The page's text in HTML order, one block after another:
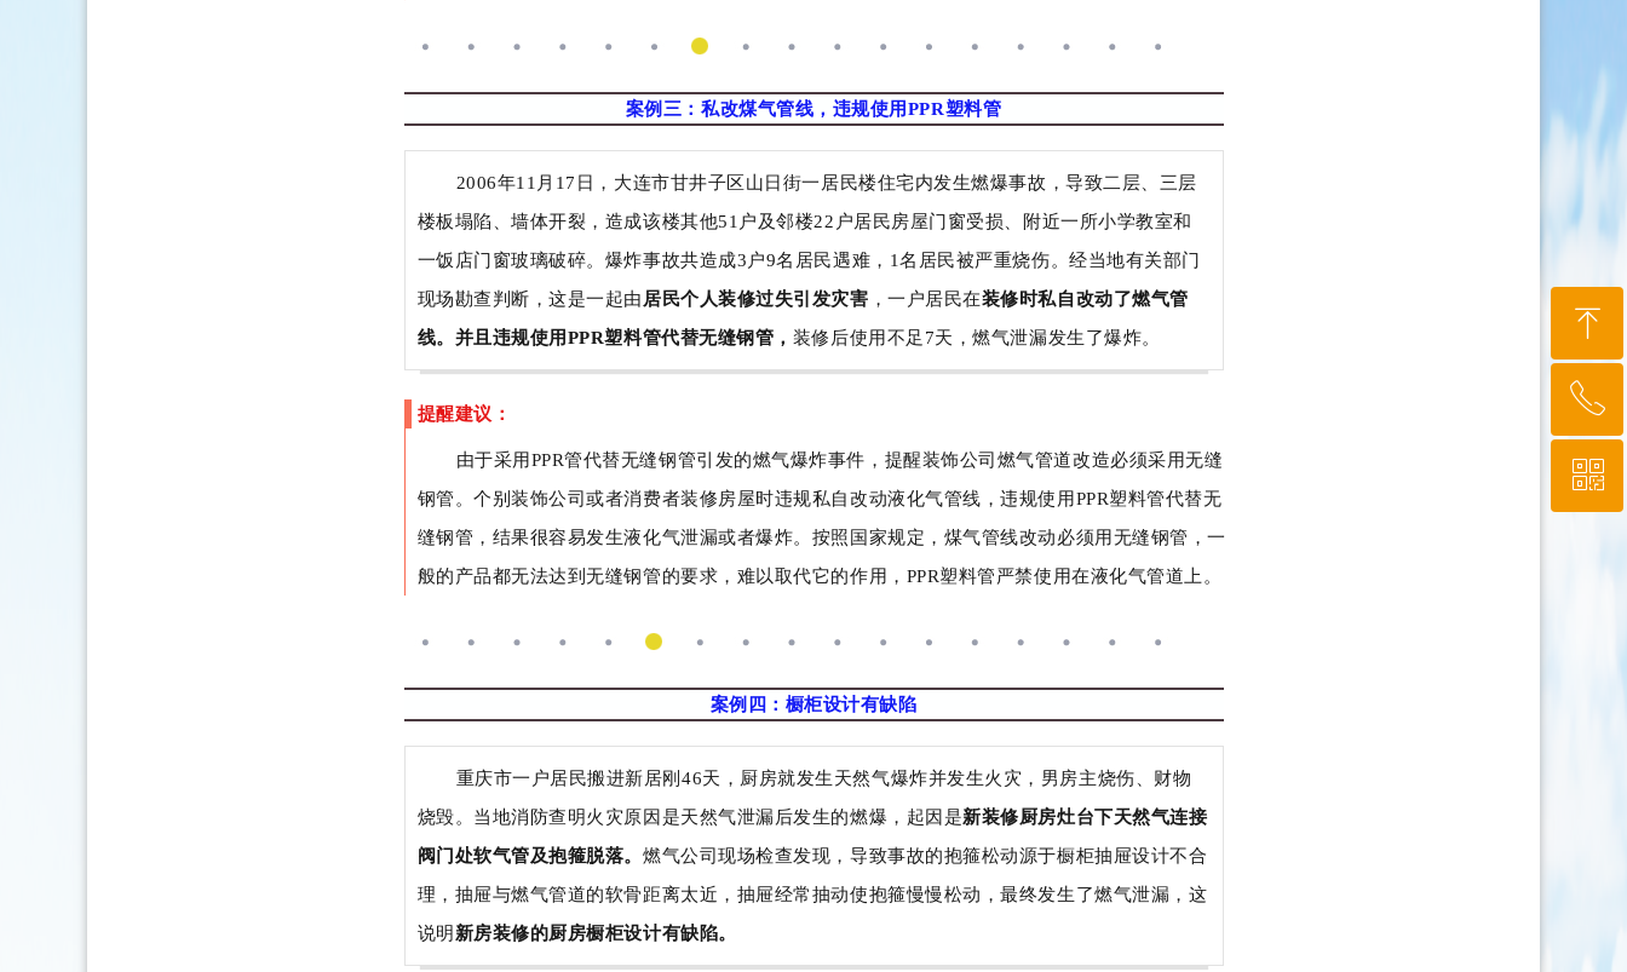
案例三：私改煤气管线，违规使用PPR塑料管
2006年11月17日，大连市甘井子区山日街一居民楼住宅内发生燃爆事故，导致二层、三层
楼板塌陷、墙体开裂，造成该楼其他51户及邻楼22户居民房屋门窗受损、附近一所小学教室和
一饭店门窗玻璃破碎。爆炸事故共造成3户9名居民遇难，1名居民被严重烧伤。经当地有关部门
现场勘查判断，这是一起由 居民个人装修过失引发灾害 ，一户居民在装修时私自改动了燃气管
线。 并且违规使用PPR塑料管代替无缝钢管， 装修后使用不足7天，燃气泄漏发生了爆炸。
提醒建议：
由于采用PPR管代替无缝钢管引发的燃气爆炸事件，提醒装饰公司燃气管道改造必须采用无缝
钢管。个别装饰公司或者消费者装修房屋时违规私自改动液化气管线，违规使用PPR塑料管代替无
缝钢管，结果很容易发生液化气泄漏或者爆炸。按照国家规定，煤气管线改动必须用无缝钢管，一
般的产品都无法达到无缝钢管的要求，难以取代它的作用，PPR塑料管严禁使用在液化气管道上。
案例四：橱柜设计有缺陷
重庆市一户居民搬进新居刚46天，厨房就发生天然气爆炸并发生火灾，男房主烧伤、财物
烧毁。当地消防查明火灾原因是天然气泄漏后发生的燃爆，起因是新装修厨房灶台下天然气连接
阀门处软气管及抱箍脱落。燃气公司现场检查发现，导致事故的抱箍松动源于橱柜抽屉设计不合
理，抽屉与燃气管道的软骨距离太近，抽屉经常抽动使抱箍慢慢松动，最终发生了燃气泄漏，这
说明 新房装修的厨房橱柜设计有缺陷。
ꁸ
回到顶部
ꂅ
010-64919527
ꀥ